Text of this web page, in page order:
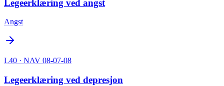
Legeerklæring ved angst
Angst
L40 · NAV 08-07-08
Legeerklæring ved depresjon